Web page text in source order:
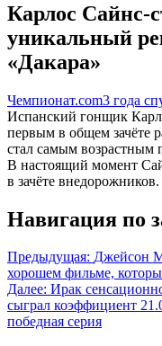
Карлос Сайнс-
уникальный
«Дакара»
Чемпионат.com3 года
Испанский гонщик
первым в общем зачёте
стал самым возрастным
В настоящий момент
в зачёте внедорожников.
Навигация по
Предыдущая: Джейсон
хорошем фильме,
Далее: Ирак
сыграл коэффициент
победная серия